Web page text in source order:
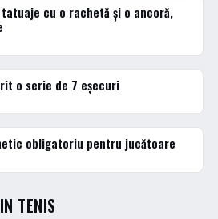
cu o rachetă și o ancoră,
o serie de 7 eșecuri
obligatoriu pentru jucătoare
TENIS